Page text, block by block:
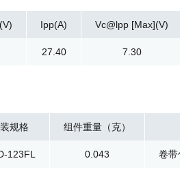
Ipp(A)
27.40
Vc@lpp [Max](V)
7.30
规格
123FL
组件重量（克）
0.043 卷带包